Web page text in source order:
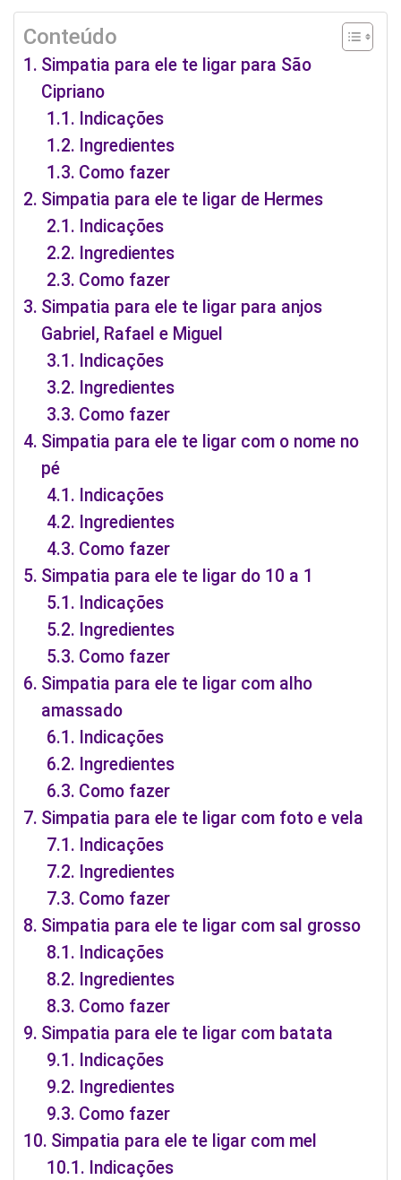
Conteúdo
Simpatia para ele te ligar para São
Cipriano
Indicações
Ingredientes
Como fazer
Simpatia para ele te ligar de Hermes
Indicações
Ingredientes
Como fazer
Simpatia para ele te ligar para anjos
Gabriel, Rafael e Miguel
Indicações
Ingredientes
Como fazer
Simpatia para ele te ligar com o nome no
pé
Indicações
Ingredientes
Como fazer
Simpatia para ele te ligar do 10 a 1
Indicações
Ingredientes
Como fazer
Simpatia para ele te ligar com alho
amassado
Indicações
Ingredientes
Como fazer
Simpatia para ele te ligar com foto e vela
Indicações
Ingredientes
Como fazer
Simpatia para ele te ligar com sal grosso
Indicações
Ingredientes
Como fazer
Simpatia para ele te ligar com batata
Indicações
Ingredientes
Como fazer
Simpatia para ele te ligar com mel
Indicações